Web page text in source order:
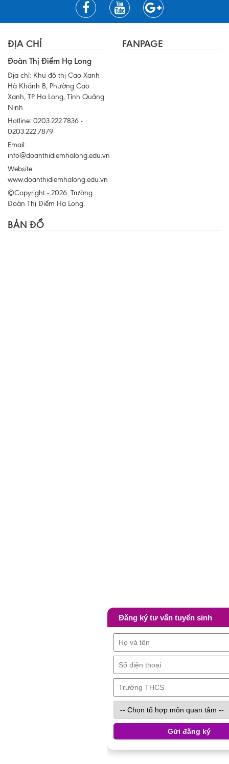
ĐỊA CHỈ
Đoàn Thị Điểm Hạ Long
Địa chỉ: Khu đô thị Cao Xanh
Hà Khánh B, Phường Cao
Xanh, TP Hạ Long, Tỉnh Quảng
Ninh
Hotline: 0203.222.7836 -
0203.222.7879
Email:
info@doanthidiemhalong.edu.vn
Website:
www.doanthidiemhalong.edu.vn
©Copyright - 2026. Trường
Đoàn Thị Điểm Hạ Long.
FANPAGE
BẢN ĐỒ